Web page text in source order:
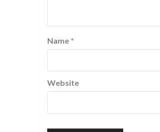
Name *
Website